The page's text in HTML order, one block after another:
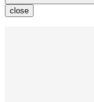
close